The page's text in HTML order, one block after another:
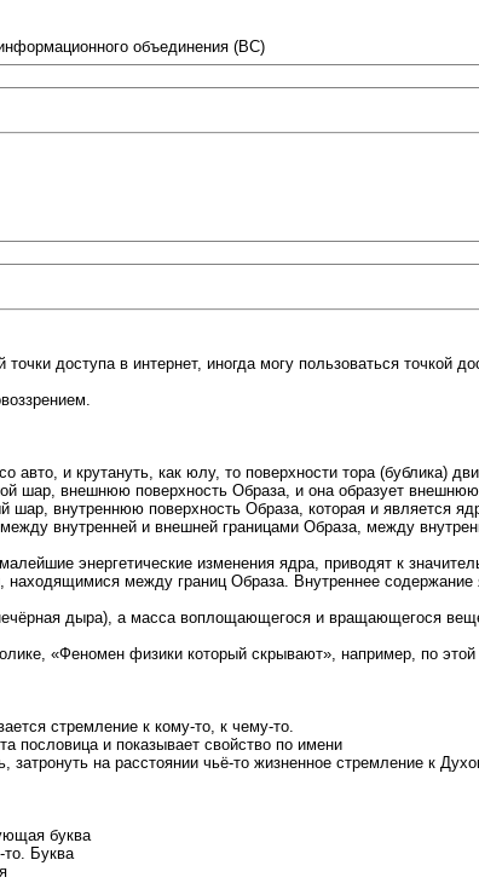
объединения (ВС)
доступа в интернет, иногда могу пользоваться точкой
авто, и крутануть, как юлу, то поверхности тора (бублика)
шар, внешнюю поверхность Образа, и она образует
шар, внутреннюю поверхность Образа, которая и является
внутренней и внешней границами Образа, между
энергетические изменения ядра, приводят к
находящимися между границ Образа. Внутреннее
дыра), а масса воплощающегося и вращающегося
«Феномен физики который скрывают», например, по
стремление к кому-то, к чему-то.
пословица и показывает свойство по имени
на расстоянии чьё-то жизненное стремление к
буква
то. Буква